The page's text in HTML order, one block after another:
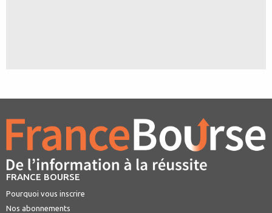
FRANCE BOURSE
Pourquoi vous inscrire
Nos abonnements